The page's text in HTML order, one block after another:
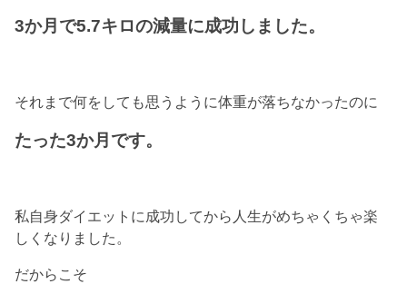
3か月で5.7キロの減量に成功しました。
それまで何をしても思うように体重が落ちなかったのに
たった3か月です。
私自身ダイエットに成功してから人生がめちゃくちゃ楽
しくなりました。
だからこそ